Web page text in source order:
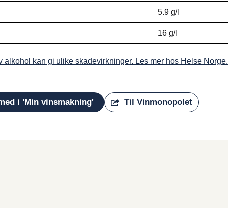
5.9 g/l
16 g/l
alkohol kan gi ulike skadevirkninger. Les mer hos Helse Norge.
i 'Min vinsmakning' Til Vinmonopolet